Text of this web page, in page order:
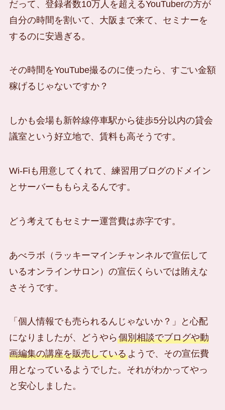
だって、登録者数10万人を超えるYouTuberの方が
自分の時間を割いて、大阪まで来て、セミナーを
するのに安過ぎる。
その時間をYouTube撮るのに使ったら、すごい金額
稼げるじゃないですか？
しかも会場も新幹線停車駅から徒歩5分以内の貸会
議室という好立地で、賃料も高そうです。
Wi-Fiも用意してくれて、練習用ブログのドメイン
とサーバーももらえるんです。
どう考えてもセミナー運営費は赤字です。
あべラボ（ラッキーマインチャンネルで宣伝して
いるオンラインサロン）の宣伝くらいでは賄えな
さそうです。
「個人情報でも売られるんじゃないか？」と心配
になりましたが、どうやら 個別相談でブログや動
画編集の講座を販売しているようで、その宣伝費
用となっているようでした。それがわかってやっ
と安心しました。